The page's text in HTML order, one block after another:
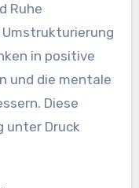
Ruhe
in positive
und die mentale
Diese
unter Druck